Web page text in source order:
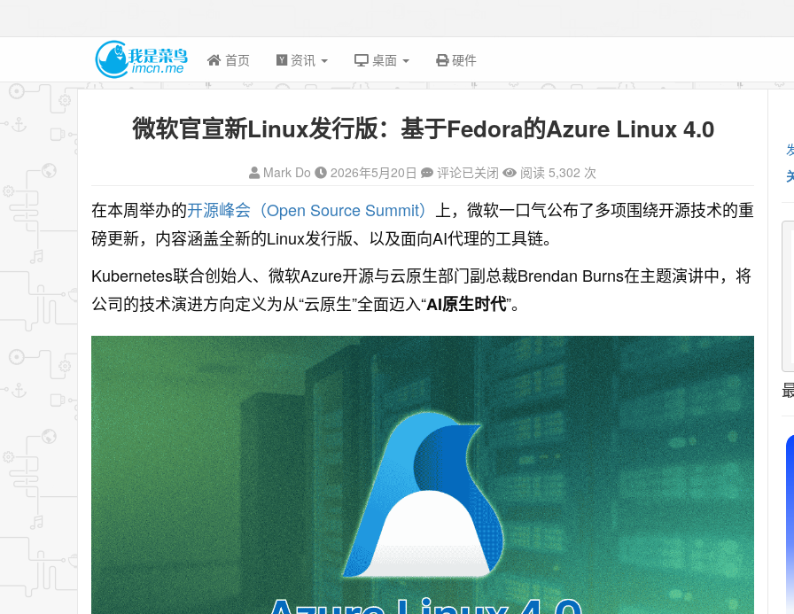
首页 资讯 桌面 硬件
微软官宣新Linux发行版：基于Fedora的Azure Linux 4.0
Mark Do 2026年5月20日 评论已关闭 阅读 5,302 次
在本周举办的开源峰会（Open Source Summit）
上，微软一口气公布了多项围绕开源技术的重
磅更新，内容涵盖全新的Linux发行版、以及面向AI代理的工具链。
Kubernetes联合创始人、微软Azure开源与云原生部门副总裁Brendan Burns在主题演讲中，将
公司的技术演进方向定义为从“云原生”全面迈入“AI原生时代”。